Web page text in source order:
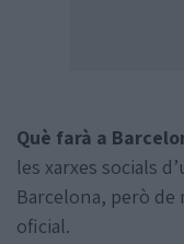
Què farà a
les xarxes socials
Barcelona, però
oficial.